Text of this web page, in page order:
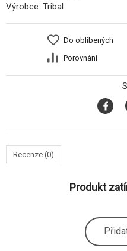
Výrobce: Tribal
Do oblíbených
Porovnání
Recenze (0)
Produkt